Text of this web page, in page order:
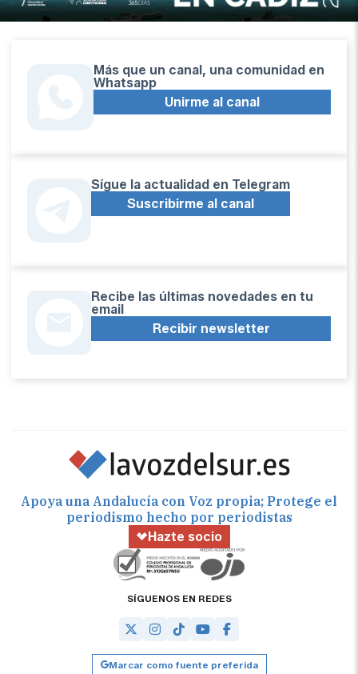
Más que un canal, una comunidad en
Whatsapp
Unirme al canal
Sígue la actualidad en Telegram
Suscribirme al canal
Recibe las últimas novedades en tu
email
Recibir newsletter
Apoya una Andalucía con Voz propia; Protege el
periodismo hecho por periodistas
Hazte socio
SÍGUENOS EN REDES
Marcar como fuente preferida